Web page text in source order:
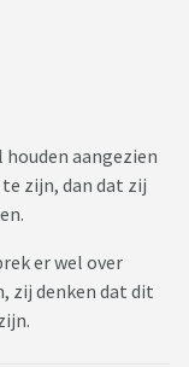
houden aangezien
zijn, dan dat zij
er wel over
zij denken dat dit